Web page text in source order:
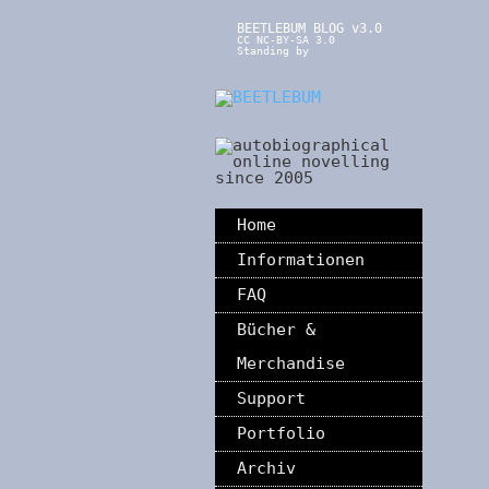
BEETLEBUM BLOG v3.0
CC NC-BY-SA 3.0
Standing by
Home
Informationen
FAQ
Bücher &
Merchandise
Support
Portfolio
Archiv